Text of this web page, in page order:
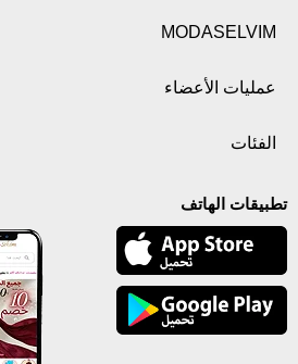
MODASELVIM
عمليات الأعضاء
الفئات
تطبيقات الهاتف